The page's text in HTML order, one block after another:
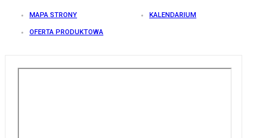
MAPA STRONY KALENDARIUM
OFERTA PRODUKTOWA